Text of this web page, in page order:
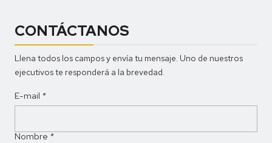
CONTÁCTANOS
Llena todos los campos y envía tu mensaje. Uno de nuestros
ejecutivos te responderá a la brevedad.
E-mail *
Nombre *